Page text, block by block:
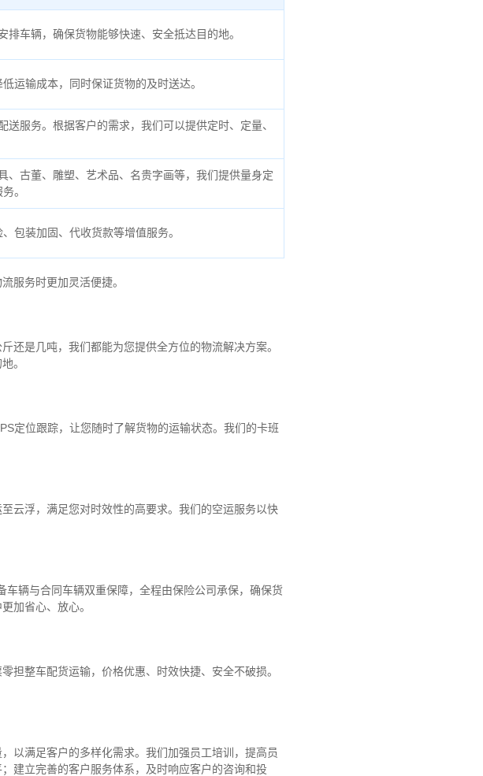
车辆，确保货物能够快速、安全抵达目的地。
运输成本，同时保证货物的及时送达。
服务。根据客户的需求，我们可以提供定时、定量、
、古董、雕塑、艺术品、名贵字画等，我们提供量身定
。
包装加固、代收货款等增值服务。
服务时更加灵活便捷。
还是几吨，我们都能为您提供全方位的物流解决方案。
。
定位跟踪，让您随时了解货物的运输状态。我们的卡班
云浮，满足您对时效性的高要求。我们的空运服务以快
辆与合同车辆双重保障，全程由保险公司承保，确保货
加省心、放心。
担整车配货运输，价格优惠、时效快捷、安全不破损。
以满足客户的多样化需求。我们加强员工培训，提高员
建立完善的客户服务体系，及时响应客户的咨询和投